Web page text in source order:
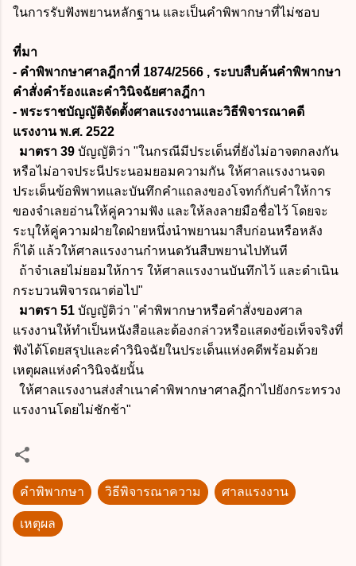
ในการรับฟังพยานหลักฐาน และเป็นคำพิพากษาที่ไม่ชอบ
ที่มา
- คำพิพากษาศาลฎีกาที่ 1874/2566 , ระบบสืบค้นคำพิพากษา
คำสั่งคำร้องและคำวินิจฉัยศาลฎีกา
- พระราชบัญญัติจัดตั้งศาลแรงงานและวิธีพิจารณาคดี
แรงงาน พ.ศ. 2522
มาตรา 39 บัญญัติว่า "ในกรณีมีประเด็นที่ยังไม่อาจตกลงกัน
หรือไม่อาจประนีประนอมยอมความกัน ให้ศาลแรงงานจด
ประเด็นข้อพิพาทและบันทึกคำแถลงของโจทก์กับคำให้การ
ของจำเลยอ่านให้คู่ความฟัง และให้ลงลายมือชื่อไว้ โดยจะ
ระบุให้คู่ความฝ่ายใดฝ่ายหนึ่งนำพยานมาสืบก่อนหรือหลัง
ก็ได้ แล้วให้ศาลแรงงานกำหนดวันสืบพยานไปทันที
ถ้าจำเลยไม่ยอมให้การ ให้ศาลแรงงานบันทึกไว้ และดำเนิน
กระบวนพิจารณาต่อไป"
มาตรา 51 บัญญัติว่า "คำพิพากษาหรือคำสั่งของศาล
แรงงานให้ทำเป็นหนังสือและต้องกล่าวหรือแสดงข้อเท็จจริงที่
ฟังได้โดยสรุปและคำวินิจฉัยในประเด็นแห่งคดีพร้อมด้วย
เหตุผลแห่งคำวินิจฉัยนั้น
ให้ศาลแรงงานส่งสำเนาคำพิพากษาศาลฎีกาไปยังกระทรวง
แรงงานโดยไม่ชักช้า"
คำพิพากษา วิธีพิจารณาความ ศาลแรงงาน
เหตุผล